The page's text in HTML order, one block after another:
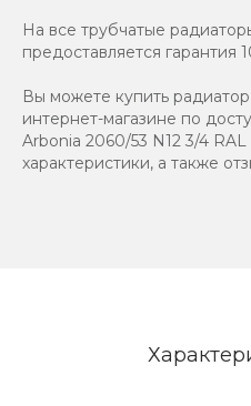
На все трубчатые
предоставляется гарантия
Вы можете купить
интернет-магазине по
Arbonia 2060/53 N12 3/4
характеристики, а также